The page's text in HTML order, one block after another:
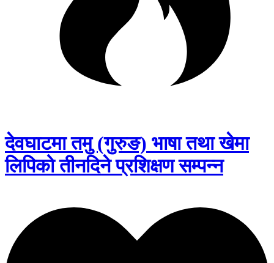
देवघाटमा तमु (गुरुङ) भाषा तथा खेमा
लिपिको तीनदिने प्रशिक्षण सम्पन्न